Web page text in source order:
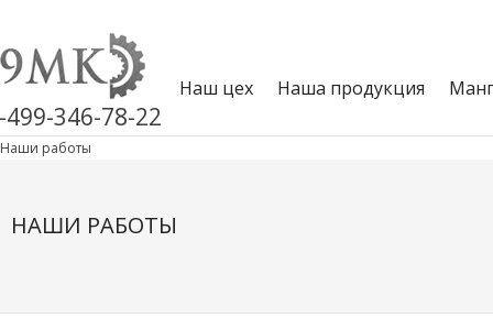
499-346-78-22
Наш цех Наша продукция
Наши работы
НАШИ РАБОТЫ